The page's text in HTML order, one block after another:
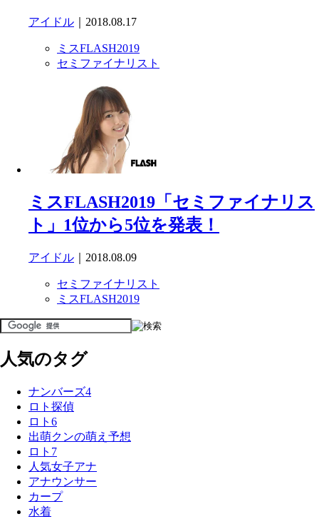
アイドル ｜2018.08.17
ミスFLASH2019
セミファイナリスト
ミスFLASH2019「セミファイナリス
ト」1位から5位を発表！
アイドル ｜2018.08.09
セミファイナリスト
ミスFLASH2019
人気のタグ
ナンバーズ4
ロト探偵
ロト6
出萌クンの萌え予想
ロト7
人気女子アナ
アナウンサー
カープ
水着